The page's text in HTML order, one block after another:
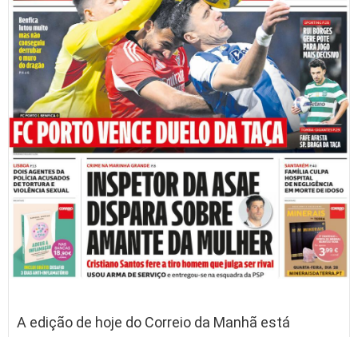
A edição de hoje do Correio da Manhã está